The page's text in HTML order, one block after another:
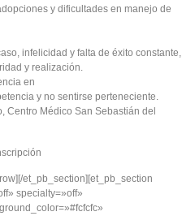
y dificultades en manejo de
, infelicidad y falta de éxito constante,
y realización.
en
y no sentirse perteneciente.
, Centro Médico San Sebastián del
et_pb_section][et_pb_section
specialty=»off»